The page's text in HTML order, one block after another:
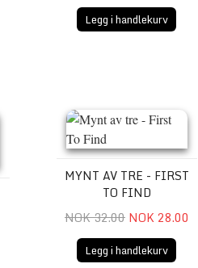
Legg i handlekurv
- voksenMynt av tre - First To Find
MYNT AV TRE - FIRST
TO FIND
NOK 32.00 NOK 28.00
Legg i handlekurv